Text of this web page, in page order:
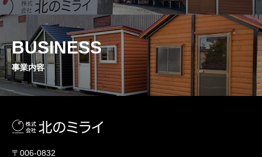
BUSINESS
事業内容
〒006-0832